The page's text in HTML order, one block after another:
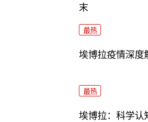
末
最热
埃博拉疫情深度
最热
埃博拉：科学认